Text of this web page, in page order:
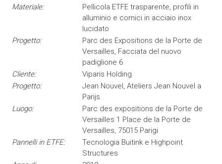
Materiale:
Pellicola ETFE trasparente, profili in
alluminio e cornici in acciaio inox
lucidato
Progetto:
Parc des Expositions de la Porte de
Versailles, Facciata del nuovo
padiglione 6
Cliente:
Viparis Holding
Progetto:
Jean Nouvel, Ateliers Jean Nouvel a
Parijs
Luogo:
Parc des expositions de la Porte de
Versailles 1 Place de la Porte de
Versailles, 75015 Parigi
Pannelli in ETFE:
Tecnologia Buitink e Highpoint
Structures